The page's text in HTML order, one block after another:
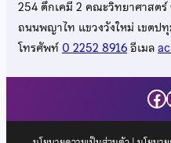
254 ตึกเคมี 2 คณะวิทยาศาสต
ถนนพญาไท แขวงวังใหม่ เขตป
โทรศัพท์0 2252 8916อีเมล